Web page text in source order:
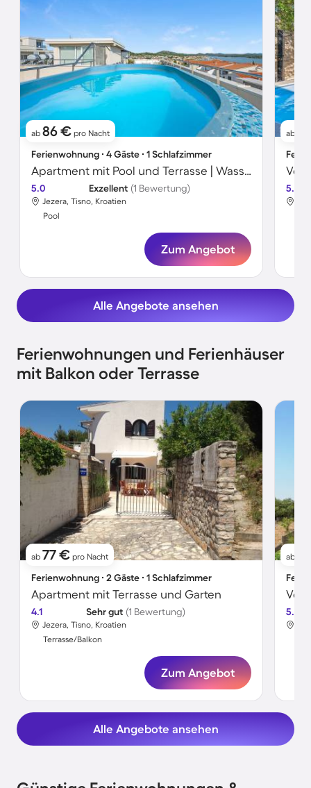
ab 86 € pro Nacht
Ferienwohnung ∙ 4 Gäste ∙ 1 Schlafzimmer
Apartment mit Pool und Terrasse | Wasserblick
5.0 Exzellent (1 Bewertung)
Jezera, Tisno, Kroatien
Pool
Zum Angebot
ab
5.0
Alle Angebote ansehen
Ferienwohnungen und Ferienhäuser
mit Balkon oder Terrasse
ab 77 € pro Nacht
Ferienwohnung ∙ 2 Gäste ∙ 1 Schlafzimmer
Apartment mit Terrasse und Garten
4.1 Sehr gut (1 Bewertung)
Jezera, Tisno, Kroatien
Terrasse/Balkon
Zum Angebot
ab
5.0
Alle Angebote ansehen